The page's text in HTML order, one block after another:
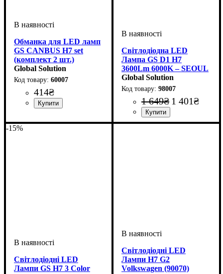
Обманка для LED ламп
GS CANBUS H7 set
(комплект 2 шт.)
Global Solution
60007
414₴
Світлодіодна LED
Лампа GS D1 H7
3600Lm 6000K – SEOUL
Y19, Компактний
Алюмінієвий Корпус
Global Solution
98007
1 649₴ 1 401₴
Цоколь лампи: H7
Тип світлодіодного елементу
Напруга, V: 9-32V
Потужність, W: 25W
Світловий потік, LM:
Кольорова Температура:
Кількість в упаковці: 2 шт.
-15%
Світлодіодні LED
Лампи GS H7 3 Color
Світлодіодні LED
Лампи H7 G2
Volkswagen (90070)